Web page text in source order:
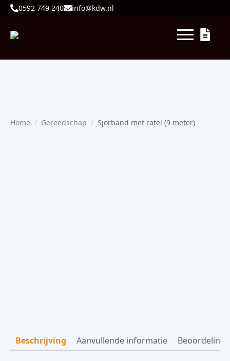
0592 749 240 info@kdw.nl
Home Gereedschap Sjorband met ratel (9 meter)
Beschrijving Aanvullende informatie